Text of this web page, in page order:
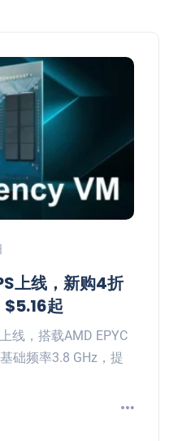
上线，新购4折
起
线，搭载AMD EPYC
础频率3.8 GHz，提